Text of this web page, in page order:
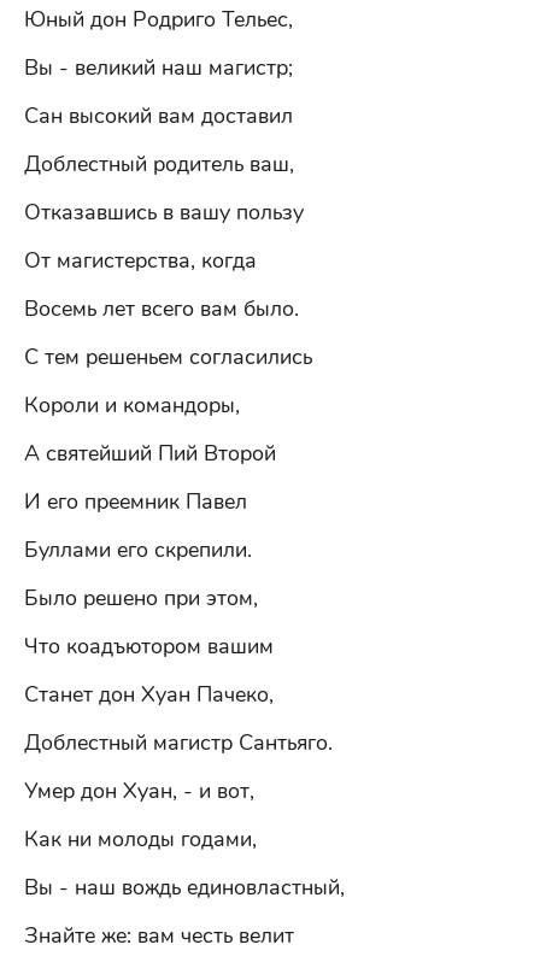
Юный дон Родриго Тельес,
Вы - великий наш магистр;
Сан высокий вам доставил
Доблестный родитель ваш,
Отказавшись в вашу пользу
От магистерства, когда
Восемь лет всего вам было.
С тем решеньем согласились
Короли и командоры,
А святейший Пий Второй
И его преемник Павел
Буллами его скрепили.
Было решено при этом,
Что коадъютором вашим
Станет дон Хуан Пачеко,
Доблестный магистр Сантьяго.
Умер дон Хуан, - и вот,
Как ни молоды годами,
Вы - наш вождь единовластный,
Знайте же: вам честь велит